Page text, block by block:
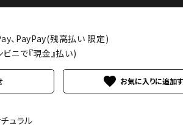
、PayPay(残高払い 限定)
ニで『現金』払い)
favorite
ュラル